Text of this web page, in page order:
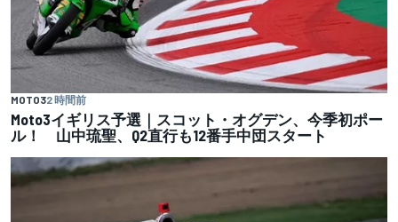
MOTO32 時間前
Moto3イギリス予選｜スコット・オグデン、今季初ポー
ル！ 山中琉聖、Q2直行も12番手中団スタート